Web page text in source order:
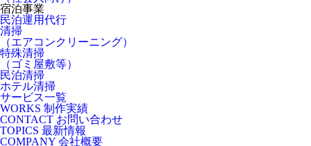
宿泊事業
民泊運用代行
清掃
（エアコンクリーニング）
特殊清掃
（ゴミ屋敷等）
民泊清掃
ホテル清掃
サービス一覧
WORKS 制作実績
CONTACT お問い合わせ
TOPICS 最新情報
COMPANY 会社概要